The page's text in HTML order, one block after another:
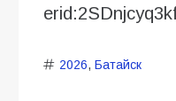
2026, Батайск